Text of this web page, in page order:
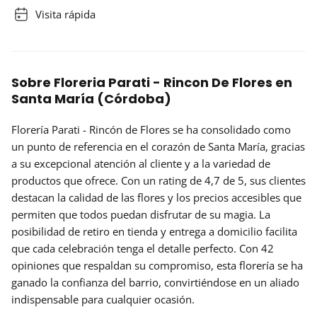
Visita rápida
Sobre Floreria Parati - Rincon De Flores en
Santa María (Córdoba)
Florería Parati - Rincón de Flores se ha consolidado como
un punto de referencia en el corazón de Santa María, gracias
a su excepcional atención al cliente y a la variedad de
productos que ofrece. Con un rating de 4,7 de 5, sus clientes
destacan la calidad de las flores y los precios accesibles que
permiten que todos puedan disfrutar de su magia. La
posibilidad de retiro en tienda y entrega a domicilio facilita
que cada celebración tenga el detalle perfecto. Con 42
opiniones que respaldan su compromiso, esta florería se ha
ganado la confianza del barrio, convirtiéndose en un aliado
indispensable para cualquier ocasión.